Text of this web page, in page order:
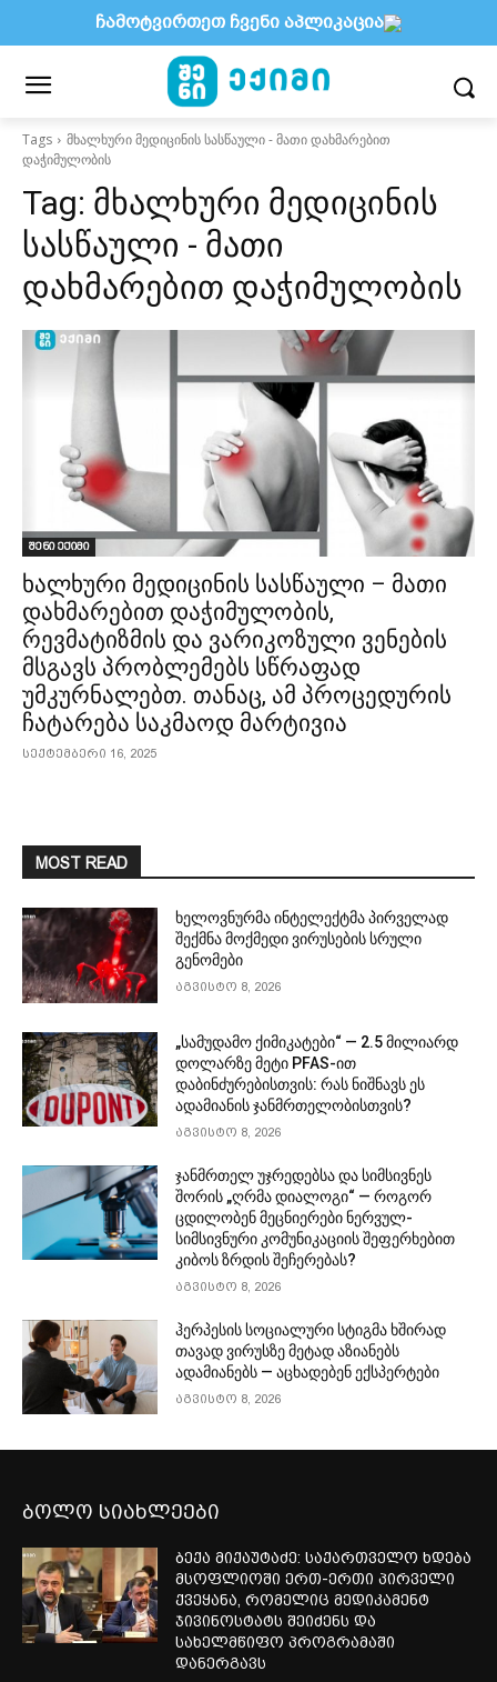
Tags
მხალხური მედიცინის სასწაული - მათი დახმარებით
დაჭიმულობის
Tag: მხალხური მედიცინის
სასწაული - მათი
დახმარებით დაჭიმულობის
შენი ექიმი
ხალხური მედიცინის სასწაული – მათი
დახმარებით დაჭიმულობის,
რევმატიზმის და ვარიკოზული ვენების
მსგავს პრობლემებს სწრაფად
უმკურნალებთ. თანაც, ამ პროცედურის
ჩატარება საკმაოდ მარტივია
სექტემბერი 16, 2025
MOST READ
ხელოვნურმა ინტელექტმა პირველად
შექმნა მოქმედი ვირუსების სრული
გენომები
აგვისტო 8, 2026
„სამუდამო ქიმიკატები“ — 2.5 მილიარდ
დოლარზე მეტი PFAS-ით
დაბინძურებისთვის: რას ნიშნავს ეს
ადამიანის ჯანმრთელობისთვის?
აგვისტო 8, 2026
ჯანმრთელ უჯრედებსა და სიმსივნეს
შორის „ღრმა დიალოგი“ — როგორ
ცდილობენ მეცნიერები ნერვულ-
სიმსივნური კომუნიკაციის შეფერხებით
კიბოს ზრდის შეჩერებას?
აგვისტო 8, 2026
ჰერპესის სოციალური სტიგმა ხშირად
თავად ვირუსზე მეტად აზიანებს
ადამიანებს — აცხადებენ ექსპერტები
აგვისტო 8, 2026
ბოლო სიახლეები
ბექა მიქაუტაძე: საქართველო ხდება
მსოფლიოში ერთ-ერთი პირველი
ქვეყანა, რომელიც მედიკამენტ
ჯივინოსტატს შეიძენს და
სახელმწიფო პროგრამაში
დანერგავს
ჩამოტვირთეთ ჩვენი აპლიკაცია